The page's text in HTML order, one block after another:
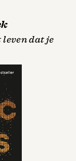
leven dat je